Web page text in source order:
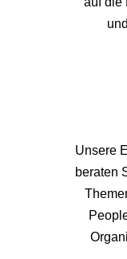
Unsere
beraten